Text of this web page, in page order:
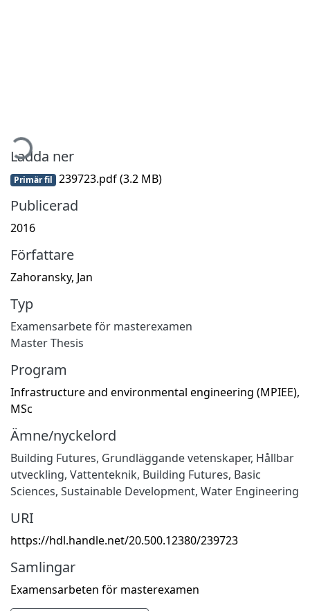
Ladda ner
Primär fil 239723.pdf(3.2 MB)
Publicerad
2016
Författare
Zahoransky, Jan
Typ
Examensarbete för masterexamen
Master Thesis
Program
Infrastructure and environmental engineering (MPIEE),
MSc
Ämne/nyckelord
Building Futures, Grundläggande vetenskaper, Hållbar
utveckling, Vattenteknik, Building Futures, Basic
Sciences, Sustainable Development, Water Engineering
URI
https://hdl.handle.net/20.500.12380/239723
Samlingar
Examensarbeten för masterexamen